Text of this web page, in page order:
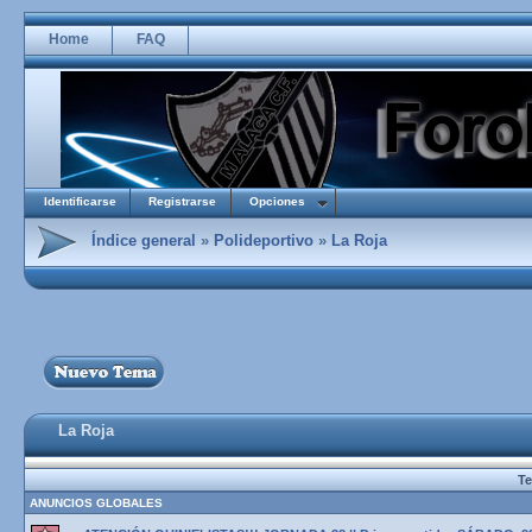
Home FAQ
Identificarse Registrarse Opciones
Índice general » Polideportivo » La Roja
La Roja
ANUNCIOS GLOBALES